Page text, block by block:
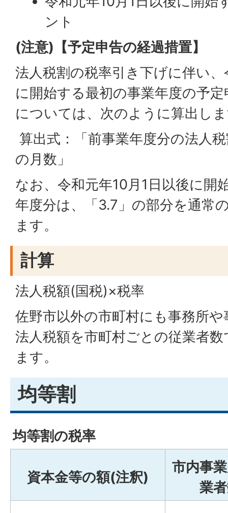
ント
(注意)【予定申告の経過措置】
法人税割の税率引き下げに伴い
に開始する最初の事業年度の予
については、次のように算出し
算出式：「前事業年度分の法人
の月数」
なお、令和元年10月1日以後に開
年度分は、「3.7」の部分を通常
ます。
計算
法人税額(国税)×税率
佐野市以外の市町村にも事務所
法人税額を市町村ごとの従業者
ます。
均等割
均等割の税率
資本金等の額(注釈)
市内事
業